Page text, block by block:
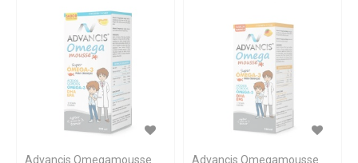
Advancis Omegamousse
Advancis Omegamousse